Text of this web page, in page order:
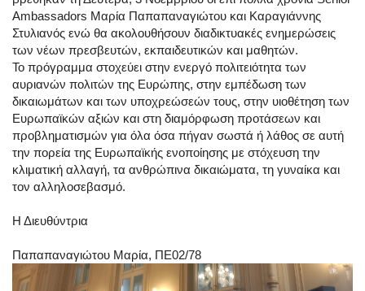
Ambassadors Μαρία Παπαπαναγιώτου και Καραγιάννης
Στυλιανός ενώ θα ακολουθήσουν διαδικτυακές ενημερώσεις
των νέων πρεσβευτών, εκπαιδευτικών και μαθητών.
Το πρόγραμμα στοχεύει στην ενεργό πολιτειότητα των
αυριανών πολιτών της Ευρώπης, στην εμπέδωση των
δικαιωμάτων και των υποχρεώσεών τους, στην υιοθέτηση των
Ευρωπαϊκών αξιών και στη διαμόρφωση προτάσεων και
προβληματισμών για όλα όσα πήγαν σωστά ή λάθος σε αυτή
την πορεία της Ευρωπαϊκής ενοποίησης με στόχευση την
κλιματική αλλαγή, τα ανθρώπινα δικαιώματα, τη γυναίκα και
τον αλληλοσεβασμό.
Η Διευθύντρια
Παπαπαναγιώτου Μαρία, ΠΕ02/78